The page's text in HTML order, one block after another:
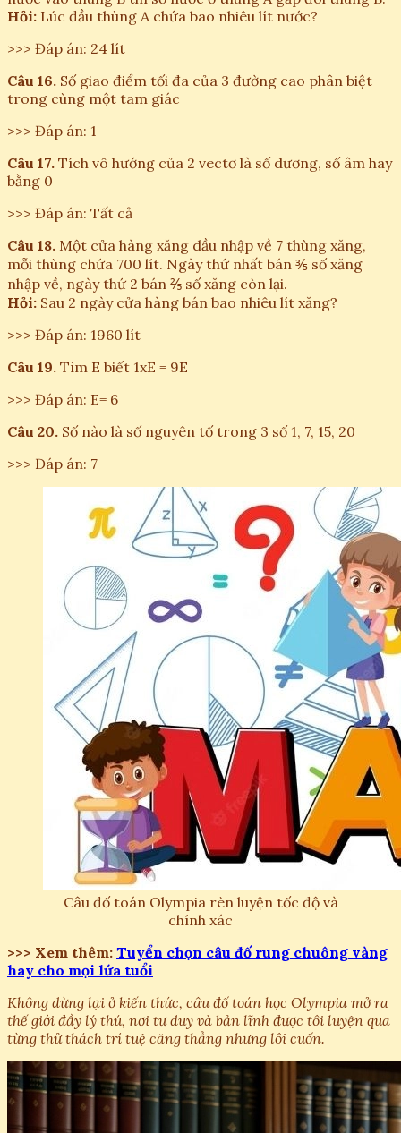
Hỏi: Lúc đầu thùng A chứa bao nhiêu lít nước?
>>> Đáp án: 24 lít
Câu 16. Số giao điểm tối đa của 3 đường cao phân biệt
trong cùng một tam giác
>>> Đáp án: 1
Câu 17. Tích vô hướng của 2 vectơ là số dương, số âm hay
bằng 0
>>> Đáp án: Tất cả
Câu 18. Một cửa hàng xăng dầu nhập về 7 thùng xăng,
mỗi thùng chứa 700 lít. Ngày thứ nhất bán ⅗ số xăng
nhập về, ngày thứ 2 bán ⅖ số xăng còn lại.
Hỏi: Sau 2 ngày cửa hàng bán bao nhiêu lít xăng?
>>> Đáp án: 1960 lít
Câu 19. Tìm E biết 1xE = 9E
>>> Đáp án: E= 6
Câu 20. Số nào là số nguyên tố trong 3 số 1, 7, 15, 20
>>> Đáp án: 7
Câu đố toán Olympia rèn luyện tốc độ và
chính xác
>>> Xem thêm: Tuyển chọn câu đố rung chuông vàng
hay cho mọi lứa tuổi
Không dừng lại ở kiến thức, câu đố toán học Olympia mở ra
thế giới đầy lý thú, nơi tư duy và bản lĩnh được tôi luyện qua
từng thử thách trí tuệ căng thẳng nhưng lôi cuốn.